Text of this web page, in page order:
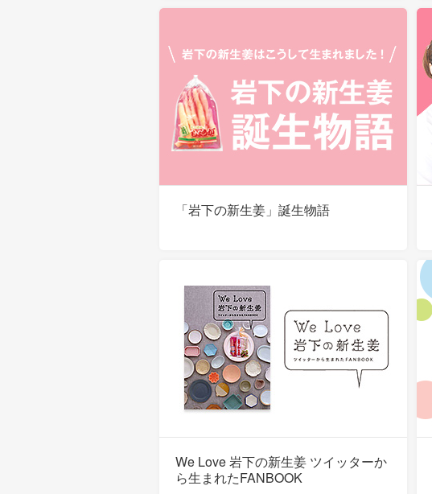
「岩下の新生姜」誕生物語
We Love 岩下の新生姜 ツイッターか
ら生まれたFANBOOK